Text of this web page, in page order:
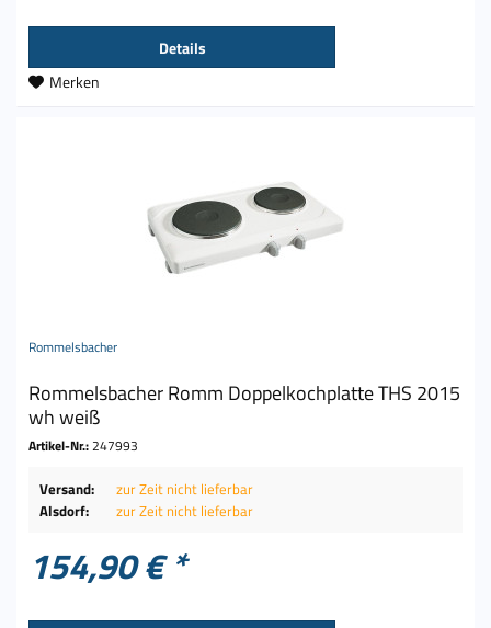
Details
Merken
Rommelsbacher
Rommelsbacher Romm Doppelkochplatte THS 2015
wh weiß
Artikel-Nr.:247993
Versand:
zur Zeit nicht lieferbar
Alsdorf:
zur Zeit nicht lieferbar
154,90 € *